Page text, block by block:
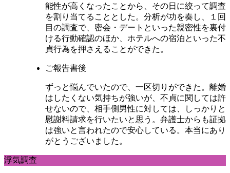
能性が高くなったことから、その日に絞って調査
を割り当てることとした。分析が功を奏し、１回
目の調査で、密会・デートといった親密性を裏付
ける行動確認のほか、ホテルへの宿泊といった不
貞行為を押さえることができた。
ご報告書後
ずっと悩んでいたので、一区切りができた。離婚
はしたくない気持ちが強いが、不貞に関しては許
せないので、相手側男性に対しては、しっかりと
慰謝料請求を行いたいと思う。弁護士からも証拠
は強いと言われたので安心している。本当にあり
がとうございました。
浮気調査